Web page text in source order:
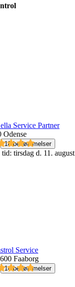
Service Partner
Odense
18 bedømmelser
tid: tirsdag d. 11. august
Service
Faaborg
14 bedømmelser